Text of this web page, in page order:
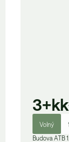
3+kk
Volný
Budova ATB